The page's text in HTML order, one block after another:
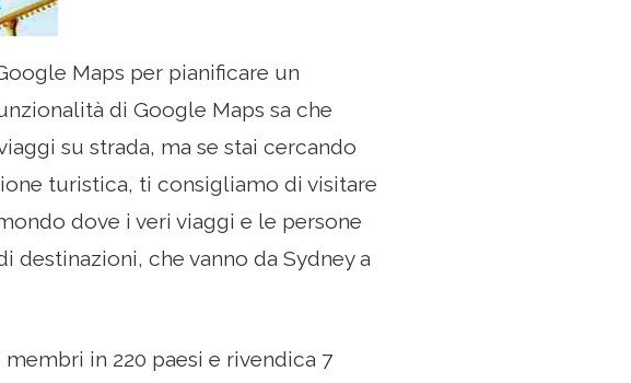
Maps per pianificare un
di Google Maps sa che
su strada, ma se stai cercando
turistica, ti consigliamo di visitare
dove i veri viaggi e le persone
che vanno da Sydney a
in 220 paesi e rivendica 7